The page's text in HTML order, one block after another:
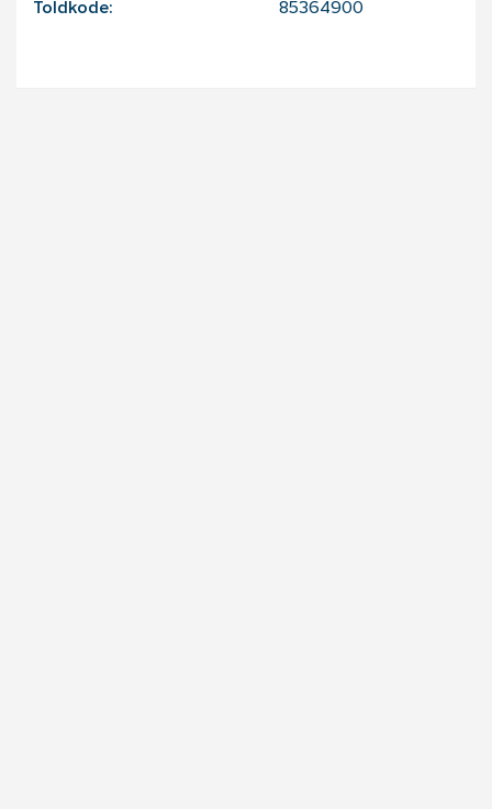
Toldkode: 85364900